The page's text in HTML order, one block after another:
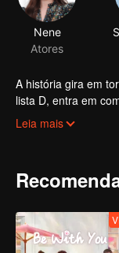
Nene
Atores
A história gira em
lista D, entra em
coincidentemente
Leia mais